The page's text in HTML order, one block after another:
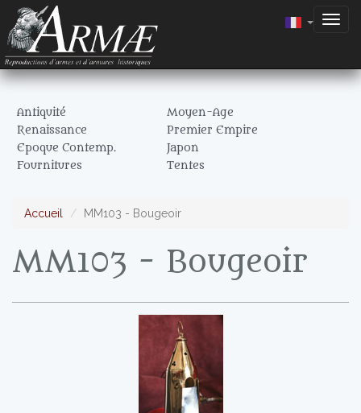
Antiquité
Moyen-Age
Renaissance
Premier Empire
Epoque Contemp.
Japon
Fournitures
Tentes
Accueil MM103 - Bougeoir
MM103 - Bougeoir